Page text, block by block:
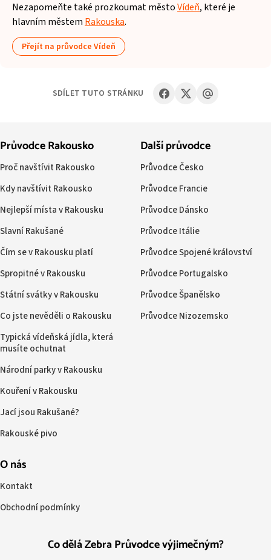
Nezapomeňte také prozkoumat městoVídeň, které je
hlavním městemRakouska.
Přejít na průvodce Vídeň
SDÍLET TUTO STRÁNKU
Co dělá Zebra Průvodce výjimečným?
Průvodce Rakousko
Proč navštívit Rakousko
Kdy navštívit Rakousko
Nejlepší místa v Rakousku
Slavní Rakušané
Čím se v Rakousku platí
Spropitné v Rakousku
Státní svátky v Rakousku
Co jste nevěděli o Rakousku
Typická vídeňská jídla, která
musíte ochutnat
Národní parky v Rakousku
Kouření v Rakousku
Jací jsou Rakušané?
Rakouské pivo
Další průvodce
Průvodce Česko
Průvodce Francie
Průvodce Dánsko
Průvodce Itálie
Průvodce Spojené království
Průvodce Portugalsko
Průvodce Španělsko
Průvodce Nizozemsko
O nás
Kontakt
Obchodní podmínky